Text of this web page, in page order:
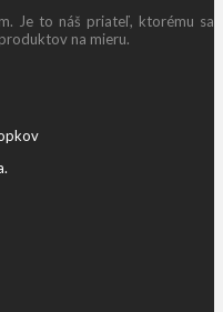
Je to náš priateľ, ktorému sa
na mieru.